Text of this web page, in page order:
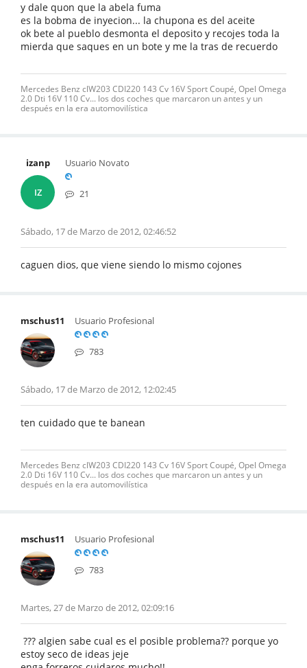
y dale quon que la abela fuma
es la bobma de inyecion... la chupona es del aceite
ok bete al pueblo desmonta el deposito y recojes toda la
mierda que saques en un bote y me la tras de recuerdo
Mercedes Benz clW203 CDI220 143 Cv 16V Sport Coupé, Opel Omega
2.0 Dti 16V 110 Cv... los dos coches que marcaron un antes y un
después en la era automovilística
izanp
IZ
Usuario Novato
21
Sábado, 17 de Marzo de 2012, 02:46:52
caguen dios, que viene siendo lo mismo cojones
mschus11 Usuario Profesional
783
Sábado, 17 de Marzo de 2012, 12:02:45
ten cuidado que te banean
Mercedes Benz clW203 CDI220 143 Cv 16V Sport Coupé, Opel Omega
2.0 Dti 16V 110 Cv... los dos coches que marcaron un antes y un
después en la era automovilística
mschus11 Usuario Profesional
783
Martes, 27 de Marzo de 2012, 02:09:16
??? algien sabe cual es el posible problema?? porque yo
estoy seco de ideas jeje